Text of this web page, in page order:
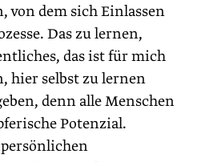
von dem sich Einlassen
Das zu lernen,
das ist für mich
hier selbst zu lernen
denn alle Menschen
Potenzial.